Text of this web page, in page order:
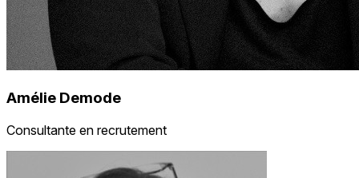
Amélie Demode
Consultante en recrutement